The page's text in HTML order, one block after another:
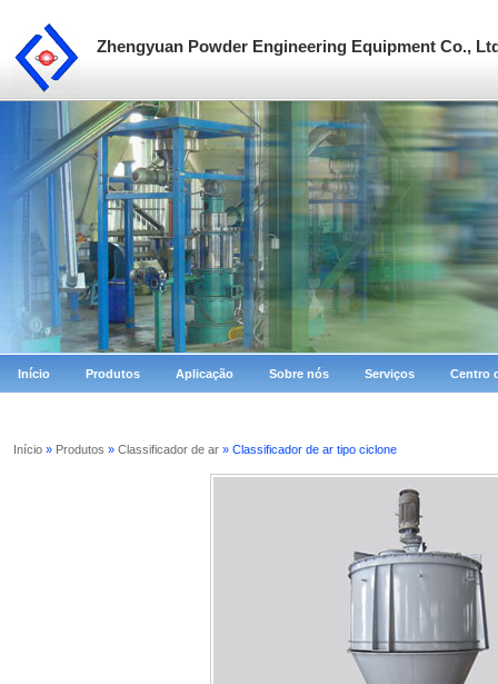
Zhengyuan Powder Engineering Equipment Co.,
Início Produtos Aplicação Sobre nós Serviços Centro
Início » Produtos » Classificador de ar » Classificador de ar tipo ciclone